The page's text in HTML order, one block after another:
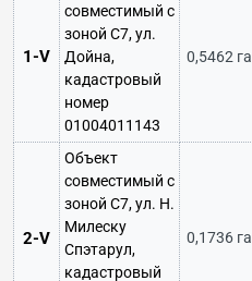
1-V
совместимый с
зоной С7, ул.
Дойна,
кадастровый
номер
01004011143
0,5462 га
2-V
Объект
совместимый с
зоной С7, ул. Н.
Милеску
Спэтарул,
кадастровый
0,1736 га